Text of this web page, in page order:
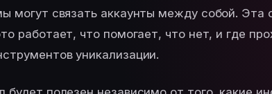
могут связать аккаунты между собой. Эта
работает, что помогает, что нет, и где
уникализации.